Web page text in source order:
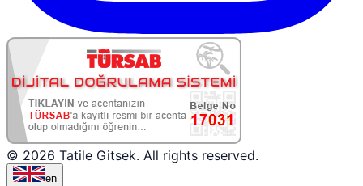
© 2026 Tatile Gitsek. All rights reserved.
en